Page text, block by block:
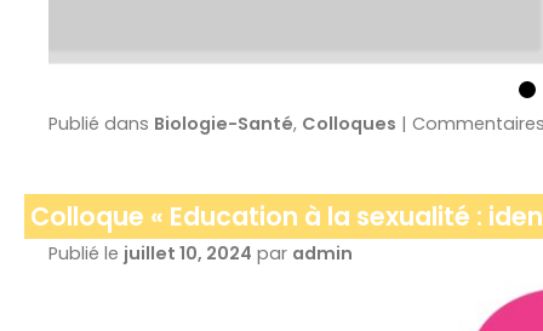
Publié dans Biologie-Santé, Colloques |
Colloque « Education à la sexualité :
Publié le juillet 10, 2024 par admin